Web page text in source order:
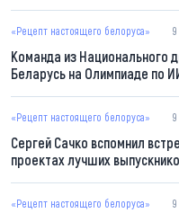
«Рецепт настоящего белоруса» 9
Команда из Национального
Беларусь на Олимпиаде по
«Рецепт настоящего белоруса» 9
Сергей Сачко вспомнил
проектах лучших
«Рецепт настоящего белоруса» 9